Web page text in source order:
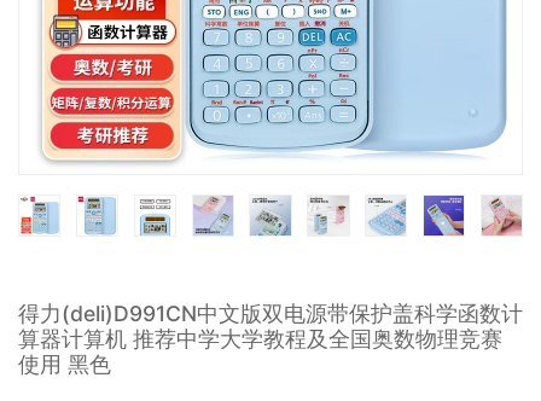
得力(deli)D991CN中文版双电源带保护盖科学函数计
算器计算机 推荐中学大学教程及全国奥数物理竞赛
使用 黑色